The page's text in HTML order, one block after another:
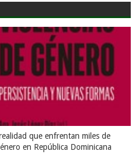
que enfrentan miles de
en República Dominicana